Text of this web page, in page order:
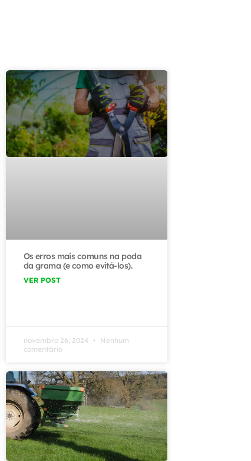
Os erros mais comuns na poda
da grama (e como evitá-los).
VER POST
novembro 26, 2024
Nenhum
comentário